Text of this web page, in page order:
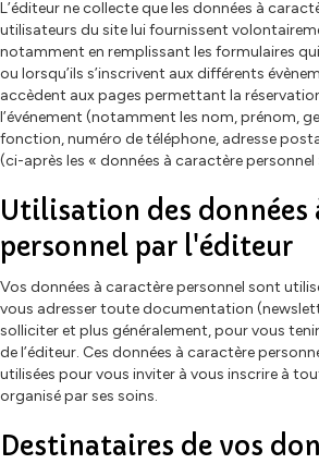
L’éditeur ne collecte que les données à
utilisateurs du site lui fournissent
notamment en remplissant les formulaires
ou lorsqu’ils s’inscrivent aux différents
accèdent aux pages permettant la
l’événement (notamment les nom, prénom,
fonction, numéro de téléphone, adresse
(ci-après les « données à caractère personnel
Utilisation des données
personnel par l'éditeur
Vos données à caractère personnel sont
vous adresser toute documentation
solliciter et plus généralement, pour vous
de l’éditeur. Ces données à caractère
utilisées pour vous inviter à vous inscrire à
organisé par ses soins.
Destinataires de vos